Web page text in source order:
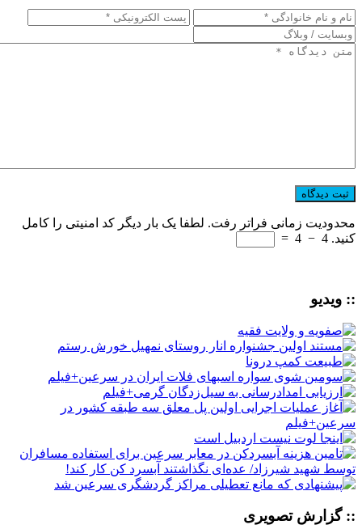
محدودیت زمانی فراتر رفت. لطفا یک بار دیگر کد امنیتی را کامل
کنید. 4
−
4
=
:: ویدیو
:: گزارش تصویری